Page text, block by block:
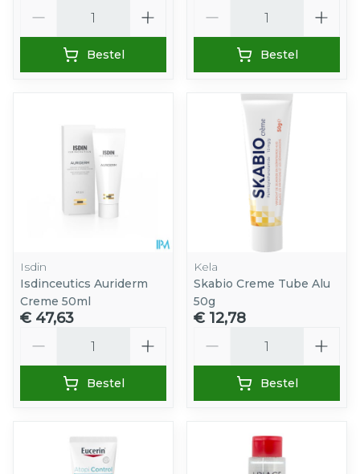
Bestel Bestel
Isdin
Isdinceutics Auriderm
Creme 50ml
€ 47,63
Bestel
Kela
Skabio Creme Tube Alu
50g
€ 12,78
Bestel